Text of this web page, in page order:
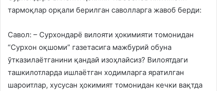
тармоқлар орқали берилган саволларга жавоб берди:
Савол: – Сурхондарё вилояти ҳокимияти томонидан
“Сурхон оқшоми” газетасига мажбурий обуна
ўтказилаётганини қандай изоҳлайсиз? Вилоятдаги
ташкилотларда ишлаётган ходимларга яратилган
шароитлар, хусусан ҳокимият томонидан кечки вақтда